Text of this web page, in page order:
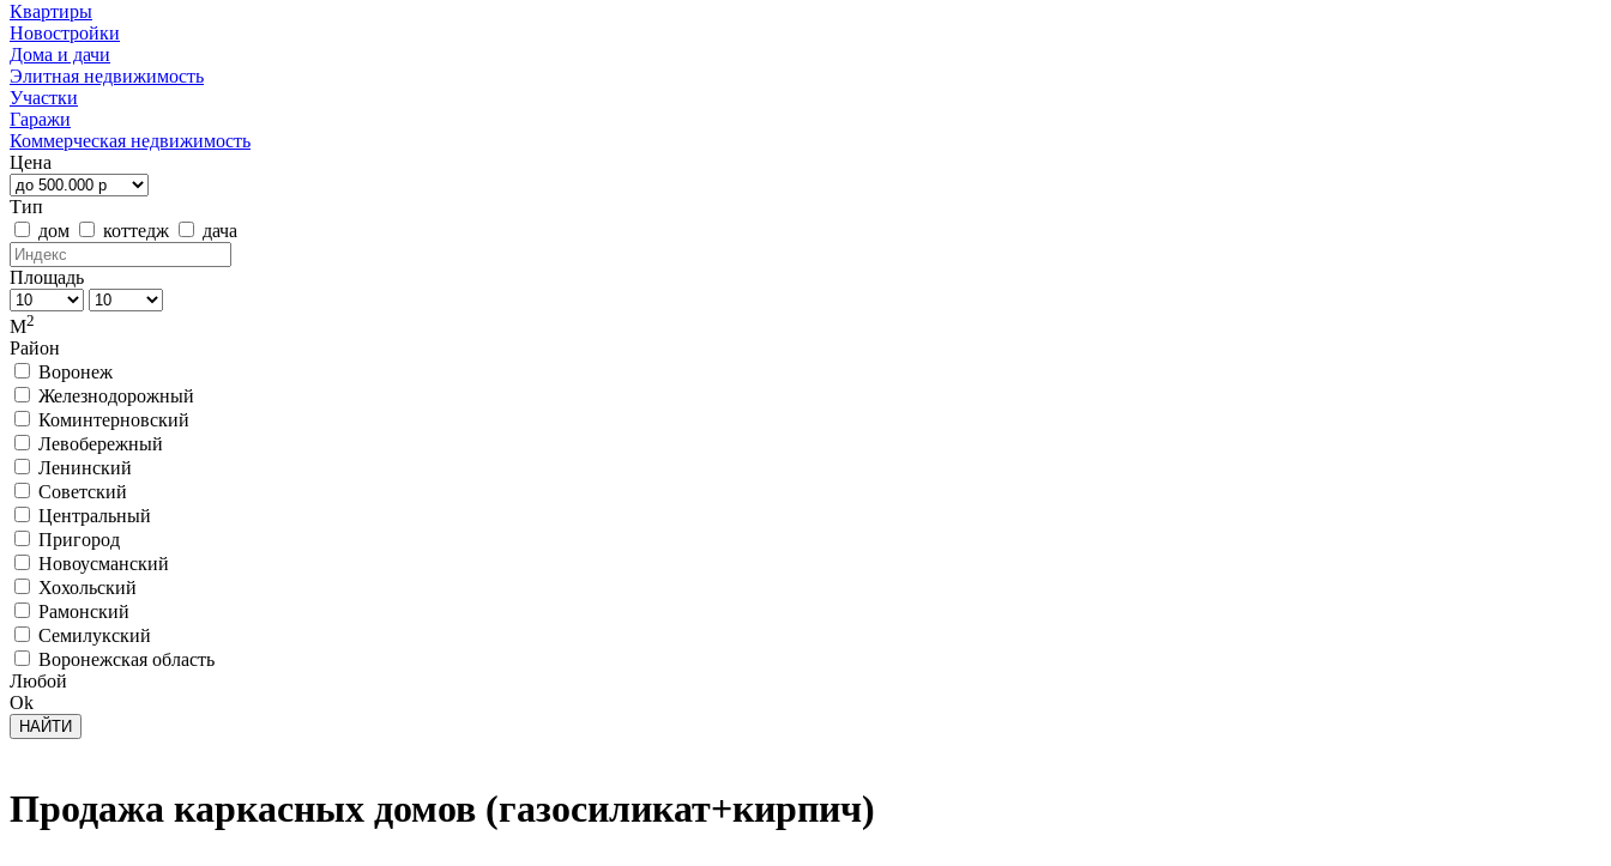
Квартиры
Новостройки
Дома и дачи
Элитная недвижимость
Участки
Гаражи
Коммерческая недвижимость
Цена
Тип
дом
коттедж дача
Площадь
М2
Район
Воронеж
Железнодорожный
Коминтерновский
Левобережный
Ленинский
Советский
Центральный
Пригород
Новоусманский
Хохольский
Рамонский
Семилукский
Воронежская область
Любой
Ok
Продажа каркасных домов (газосиликат+кирпич)